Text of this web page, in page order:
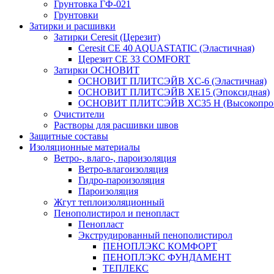
Грунтовка ГФ-021
Грунтовки
Затирки и расшивки
Затирки Ceresit (Церезит)
Ceresit CE 40 AQUASTATIC (Эластичная)
Церезит CE 33 COMFORT
Затирки ОСНОВИТ
ОСНОВИТ ПЛИТСЭЙВ XC-6 (Эластичная)
ОСНОВИТ ПЛИТСЭЙВ XЕ15 (Эпоксидная)
ОСНОВИТ ПЛИТСЭЙВ XС35 Н
Очистители
Растворы для расшивки швов
Защитные составы
Изоляционные материалы
Ветро-, влаго-, пароизоляция
Ветро-влагоизоляция
Гидро-пароизоляция
Пароизоляция
Жгут теплоизоляционный
Пенополистирол и пенопласт
Пенопласт
Экструдированный пенополистирол
ПЕНОПЛЭКС КОМФОРТ
ПЕНОПЛЭКС ФУНДАМЕНТ
ТЕПЛЕКС